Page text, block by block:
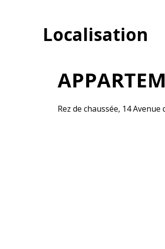
Localisation
Rez de chaussée, 14